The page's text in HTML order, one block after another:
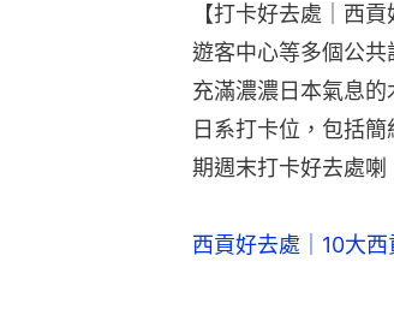
【打卡好去處｜西
遊客中心等多個公共
充滿濃濃日本氣息
日系打卡位，包括
期週末打卡好去處喇
西貢好去處｜10大